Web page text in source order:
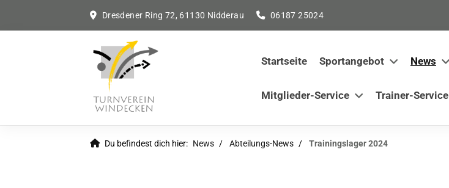
Dresdener Ring 72, 61130 Nidderau 06187 25024
Startseite Sportangebot News
Mitglieder-Service Trainer-Service
Du befindest dich hier: News Abteilungs-News Trainingslager 2024